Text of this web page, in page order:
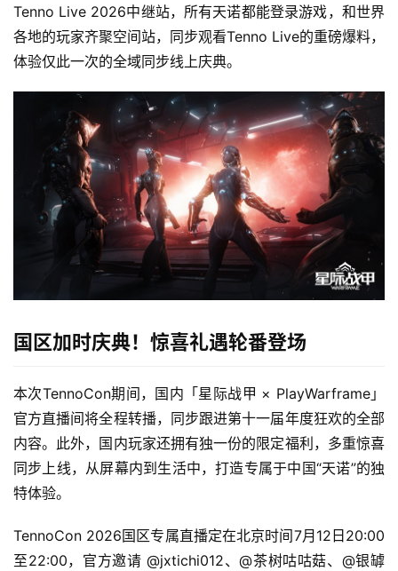
2
5
第
十
三
日
游
茶
对
Tenno Live 2026中继站，所有天诺都能登录游戏，和世界
各地的玩家齐聚空间站，同步观看Tenno Live的重磅爆料，
体验仅此一次的全域同步线上庆典。
国区加时庆典！惊喜礼遇轮番登场
本次TennoCon期间，国内「星际战甲 × PlayWarframe」
官方直播间将全程转播，同步跟进第十一届年度狂欢的全部
内容。此外，国内玩家还拥有独一份的限定福利，多重惊喜
同步上线，从屏幕内到生活中，打造专属于中国“天诺”的独
特体验。
TennoCon 2026国区专属直播定在北京时间7月12日20:00
至22:00，官方邀请 @jxtichi012、@茶树咕咕菇、@银罅